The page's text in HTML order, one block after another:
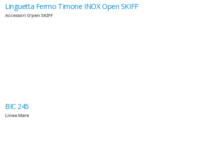
Linguetta Fermo Timone INOX Open SKIFF
Accessori O'pen SKIFF
BIC 245
Linea Mare